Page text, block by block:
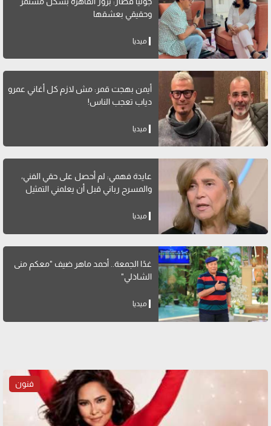
وحقيقي بعشقها
ميديا
أيمن بهجت قمر: مش لازم كل أغاني عمرو
دياب تعجب الناس!
ميديا
عايدة فهمي: لم أحصل على حقي الفني،
والمسرح رباني قبل أن يعلمني التمثيل
ميديا
غدًا الجمعة.. أحمد ماهر ضيف "معكم منى
الشاذلي"
ميديا
فنون